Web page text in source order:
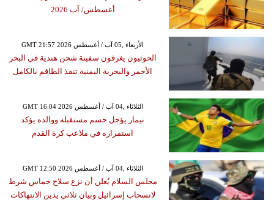
أغسطس/ آب 2026
GMT 21:57 2026 الأربعاء ,05 آب / أغسطس
الحوثيون يغرقون سفينة شحن هندية في البحر
الأحمر والبحرية اليمنية تنقذ الطاقم بالكامل
GMT 16:04 2026 الثلاثاء ,04 آب / أغسطس
نيمار يؤجل حسم مستقبله ووالده يؤكد
استمراره في ملاعب كرة القدم
GMT 12:50 2026 الثلاثاء ,04 آب / أغسطس
مجلس السلام يُعلن أن نزع سلاح حماس شرط
لانسحاب إسرائيل وبيان ثلاثي يدين الانتهاكات